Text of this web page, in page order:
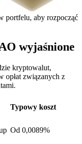
BTR
portfelu, aby rozpocząć
wyjaśnione
kryptowalut,
opłat związanych z
Typowy koszt
Od 0,0089%